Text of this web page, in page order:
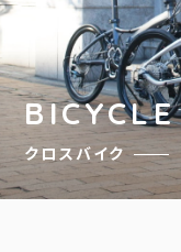
BICYCLE
クロスバイク